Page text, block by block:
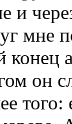
и
мне
он
того: